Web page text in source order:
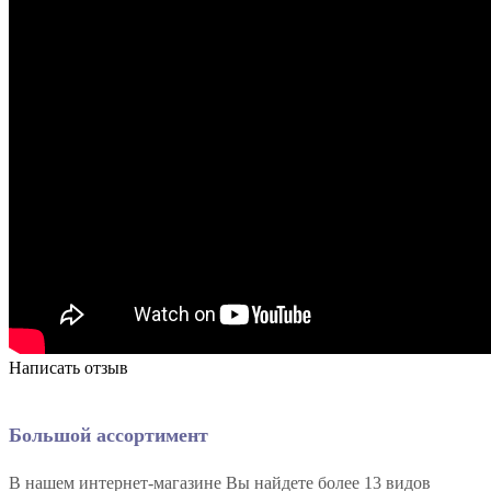
Написать отзыв
Большой ассортимент
В нашем интернет-магазине Вы найдете более 13 видов